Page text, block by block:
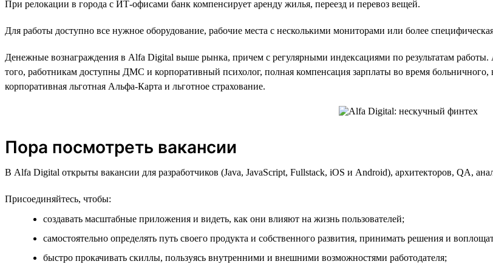
При релокации в города с ИТ-офисами банк компенсирует аренду жилья, переезд и перевоз вещей.
Для работы доступно все нужное оборудование, рабочие места с несколькими мониторами или более
Денежные вознаграждения в Alfa Digital выше рынка, причем с регулярными индексациями по результатам
того, работникам доступны ДМС и корпоративный психолог, полная компенсация зарплаты во время
корпоративная льготная Альфа-Карта и льготное страхование.
Пора посмотреть вакансии
В Alfa Digital открыты вакансии для разработчиков (Java, JavaScript, Fullstack, iOS и Android), архитекторов, QA,
Присоединяйтесь, чтобы:
создавать масштабные приложения и видеть, как они влияют на жизнь пользователей;
самостоятельно определять путь своего продукта и собственного развития, принимать решения и
быстро прокачивать скиллы, пользуясь внутренними и внешними возможностями работодателя;